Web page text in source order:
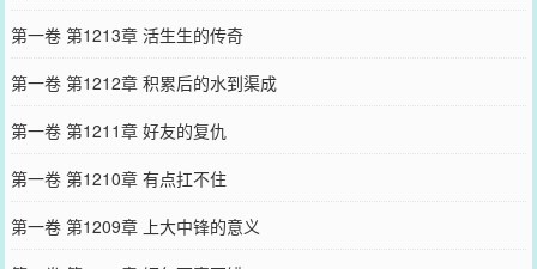
第一卷 第1213章 活生生的传奇
第一卷 第1212章 积累后的水到渠成
第一卷 第1211章 好友的复仇
第一卷 第1210章 有点扛不住
第一卷 第1209章 上大中锋的意义